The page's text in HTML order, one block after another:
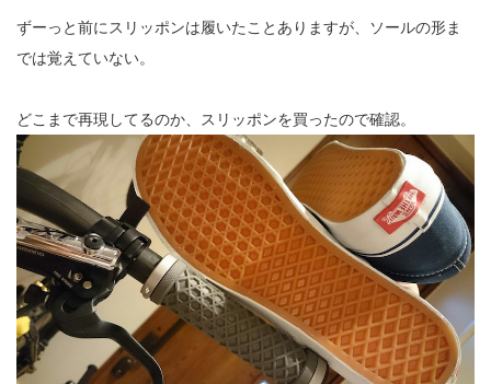
ずーっと前にスリッポンは履いたことありますが、ソールの形ま
では覚えていない。
どこまで再現してるのか、スリッポンを買ったので確認。